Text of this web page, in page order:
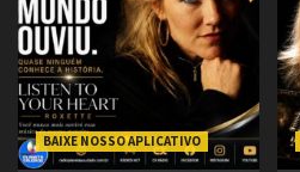
BAIXE NOSSO APLICATIVO